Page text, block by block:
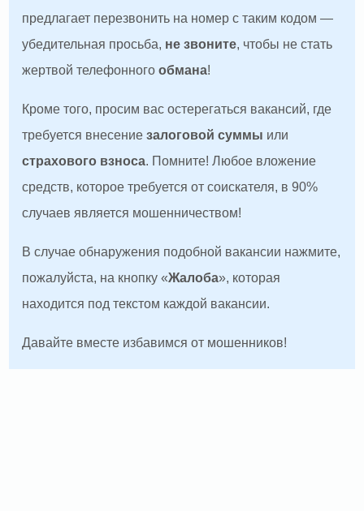
предлагает перезвонить на номер с таким кодом —
убедительная просьба, не звоните, чтобы не стать
жертвой телефонногообмана!
Кроме того, просим вас остерегаться вакансий, где
требуется внесениезалоговой суммы или
страхового взноса. Помните! Любое вложение
средств, которое требуется от соискателя, в 90%
случаев является мошенничеством!
В случае обнаружения подобной вакансии нажмите,
пожалуйста, на кнопку «Жалоба», которая
находится под текстом каждой вакансии.
Давайте вместе избавимся от мошенников!